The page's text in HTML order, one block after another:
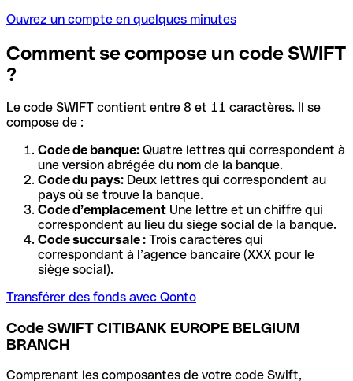
Ouvrez un compte en quelques minutes
Comment se compose un code SWIFT
?
Le code SWIFT contient entre 8 et 11 caractères. Il se
compose de :
Code de banque: Quatre lettres qui correspondent à
une version abrégée du nom de la banque.
Code du pays: Deux lettres qui correspondent au
pays où se trouve la banque.
Code d’emplacement Une lettre et un chiffre qui
correspondent au lieu du siège social de la banque.
Code succursale : Trois caractères qui
correspondant à l’agence bancaire (XXX pour le
siège social).
Transférer des fonds avec Qonto
Code SWIFT CITIBANK EUROPE BELGIUM
BRANCH
Comprenant les composantes de votre code Swift,